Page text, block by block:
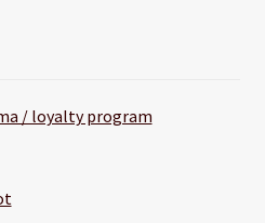
/ loyalty program